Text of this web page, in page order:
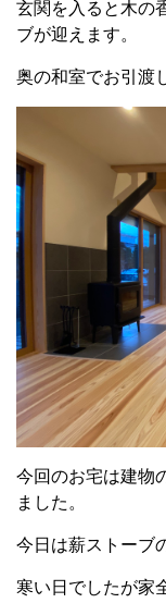
玄関を入ると木の
ブが迎えます。
奥の和室でお引渡
今回のお宅は建物
ました。
今日は薪ストーブ
寒い日でしたが家